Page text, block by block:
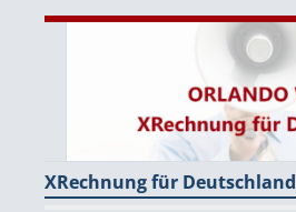
XRechnung für Deutschland